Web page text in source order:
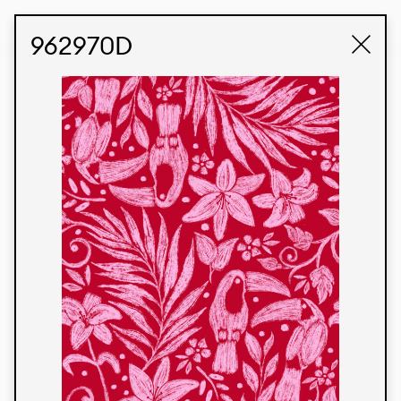
962970D
Produtos
Temos orgulho de expressar nossa identidade
brasileira por meio de nossos tecidos e estampas
personalizadas, trabalhando em colaboração
com nossos clientes e dando vida aos seus
conceitos e criações. Nossa extensa linha de
produtos tem opções para diferentes mercados.
Oferecemos também tecidos ecológicos e
tecnológicos que podem ser acabados em
qualquer cor sólida ou impressão digital.
Cores